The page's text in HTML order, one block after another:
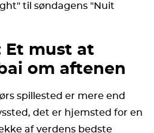
til søndagens "Nuit
Et must at
om aftenen
spillested er mere end
det er hjemsted for en
af verdens bedste